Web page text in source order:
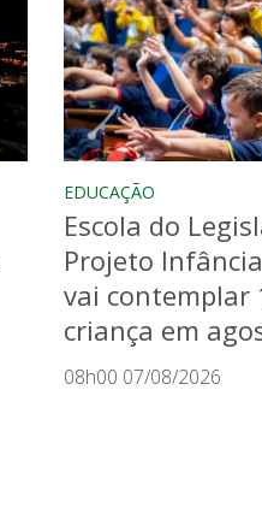
EDUCAÇÃO
Escola do
Projeto
vai contemplar
criança em
08h00 07/08/2026